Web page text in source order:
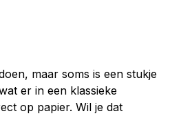
maar soms is een stukje
er in een klassieke
op papier. Wil je dat